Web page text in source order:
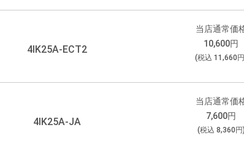
4IK25A-ECT2
当店通常価
10,600円
(税込 11,660
4IK25A-JA
当店通常価
7,600円
(税込 8,360 円)